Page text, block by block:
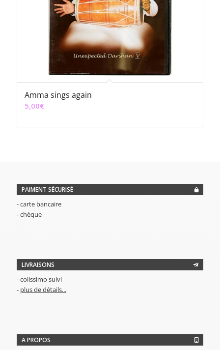
Amma sings again
5,00€
PAIMENT SÉCURISÉ
- carte bancaire
- chèque
LIVRAISONS
- colissimo suivi
- plus de détails...
A PROPOS